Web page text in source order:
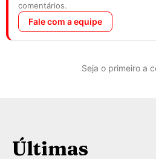
comentários.
Fale com a equipe
Seja o primeiro a
Últimas